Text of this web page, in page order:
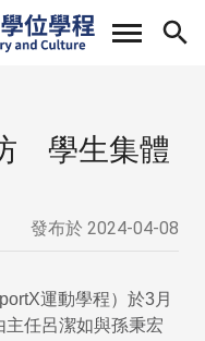
學生集體
發布於 2024-04-08
運動學程）於3月
任呂潔如與孫秉宏